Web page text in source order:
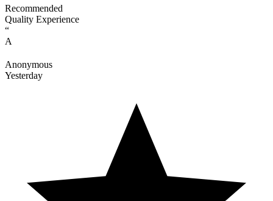
Recommended
Quality Experience
“
A
Anonymous
Yesterday